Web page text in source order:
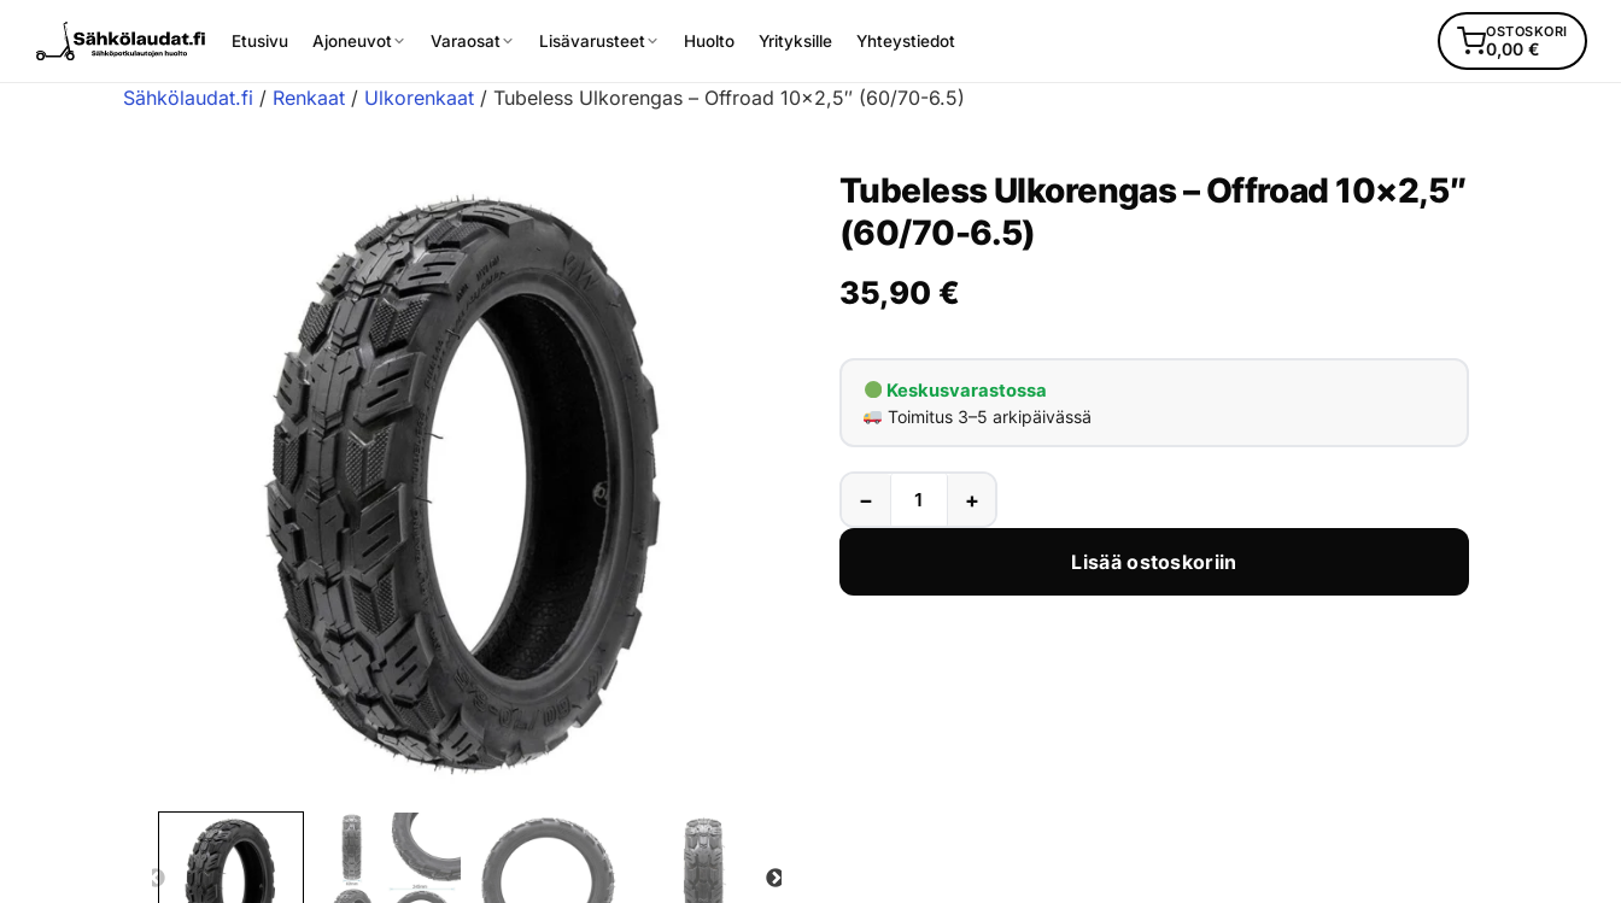
Etusivu Ajoneuvot Varaosat Lisävarusteet Huolto Yrityksille Yhteystiedot OSTOSKORI
0,00 €
Sähkölaudat.fi / Renkaat / Ulkorenkaat / Tubeless Ulkorengas – Offroad 10×2,5″ (60/70-6.5)
Tubeless Ulkorengas – Offroad 10×2,5″
(60/70-6.5)
35,90 €
Keskusvarastossa
Toimitus 3–5 arkipäivässä
− +
Lisää ostoskoriin